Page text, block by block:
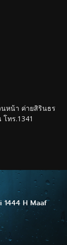
นหน้า ค่ายสิรินธร
ทร.1341
1444 H Maaf